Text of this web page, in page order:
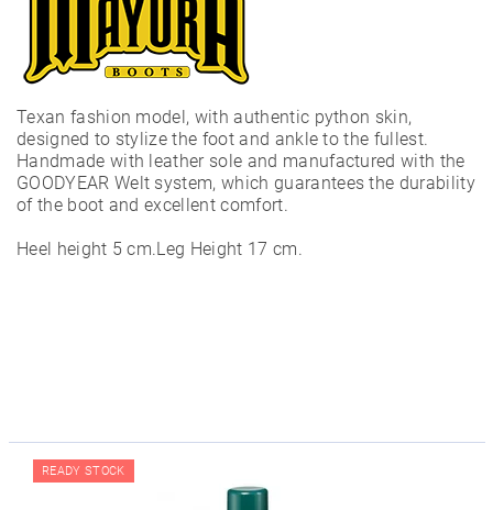
Texan fashion model, with authentic python skin,
designed to stylize the foot and ankle to the fullest.
Handmade with leather sole and manufactured with the
GOODYEAR Welt system, which guarantees the durability
of the boot and excellent comfort.
Heel height 5 cm.Leg Height 17 cm.
READY STOCK